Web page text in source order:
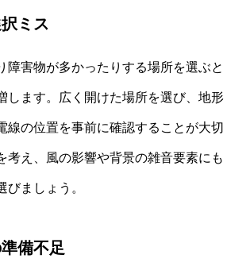
ミス
障害物が多かったりする場所を選ぶと
します。広く開けた場所を選び、地形
線の位置を事前に確認することが大切
考え、風の影響や背景の雑音要素にも
びましょう。
備不足